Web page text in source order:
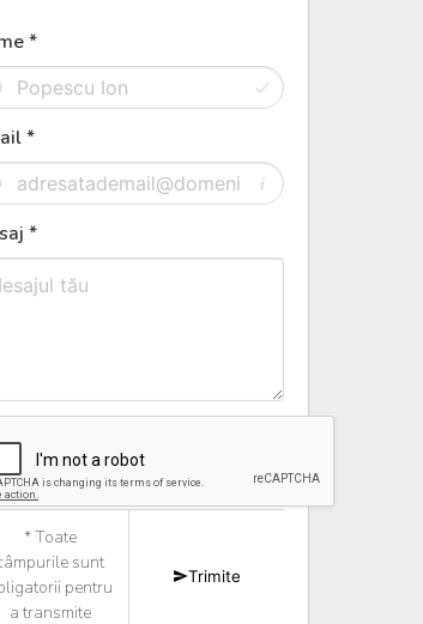
*
*
*
* Toate
sunt
pentru
a transmite
Trimite